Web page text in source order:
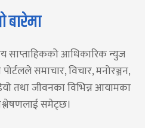
बारेमा
साप्ताहिकको आधिकारिक न्युज
समाचार, विचार, मनोरञ्जन,
तथा जीवनका विभिन्न आयामका
समेट्छ।